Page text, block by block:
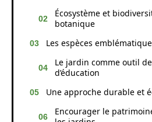
Écosystème et
botanique
Les espèces
Le jardin comme outil
d’éducation
Une approche durable et
Encourager le